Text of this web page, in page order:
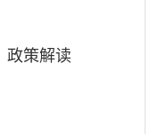
政策解读